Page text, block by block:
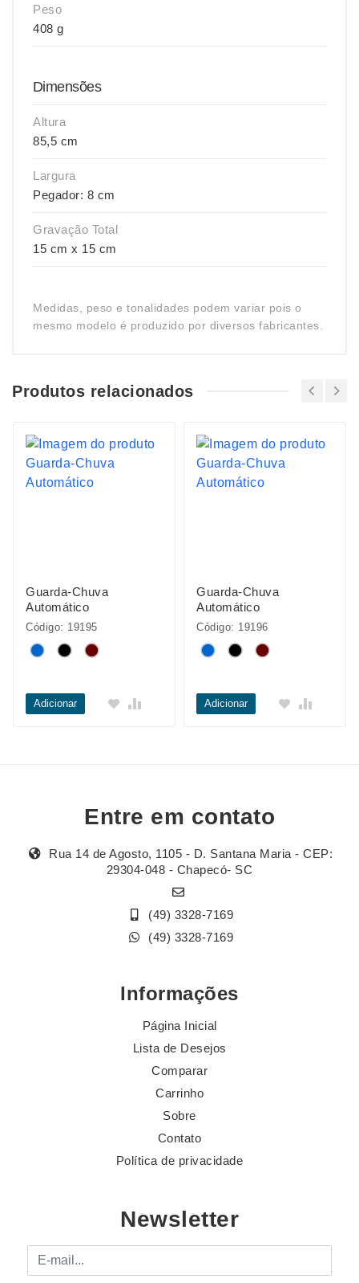
Peso
408 g
Dimensões
Altura
85,5 cm
Largura
Pegador: 8 cm
Gravação Total
15 cm x 15 cm
Medidas, peso e tonalidades podem variar pois o
mesmo modelo é produzido por diversos fabricantes.
Produtos relacionados
Guarda-Chuva
Automático
Código: 19195
Adicionar
Guarda-Chuva
Automático
Código: 19196
Adicionar
Entre em contato
Rua 14 de Agosto, 1105 - D. Santana Maria - CEP:
29304-048 - Chapecó- SC
(49) 3328-7169
(49) 3328-7169
Informações
Página Inicial
Lista de Desejos
Comparar
Carrinho
Sobre
Contato
Política de privacidade
Newsletter
E-mail